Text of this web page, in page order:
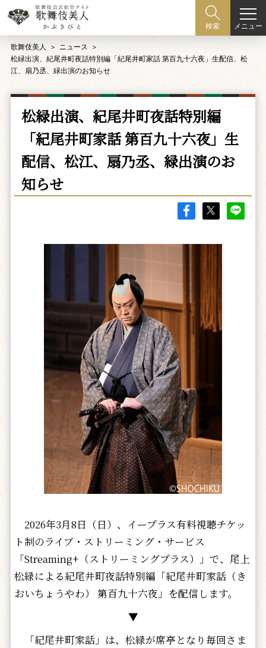
検索 メニュー
歌舞伎美人
ニュース
松緑出演、紀尾井町夜話特別編「紀尾井町家話 第百九十六夜」生配信、松
江、扇乃丞、緑出演のお知らせ
松緑出演、紀尾井町夜話特別編
「紀尾井町家話 第百九十六夜」生
配信、松江、扇乃丞、緑出演のお
知らせ
2026年3月8日（日）、イープラス有料視聴チケッ
ト制のライブ・ストリーミング・サービス
「Streaming+（ストリーミングプラス）」で、尾上
松緑による紀尾井町夜話特別編「紀尾井町家話（き
おいちょうやわ） 第百九十六夜」を配信します。
▼
「紀尾井町家話」は、松緑が席亭となり毎回さま